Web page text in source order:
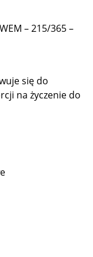
– 215/365 –
się do
na życzenie do